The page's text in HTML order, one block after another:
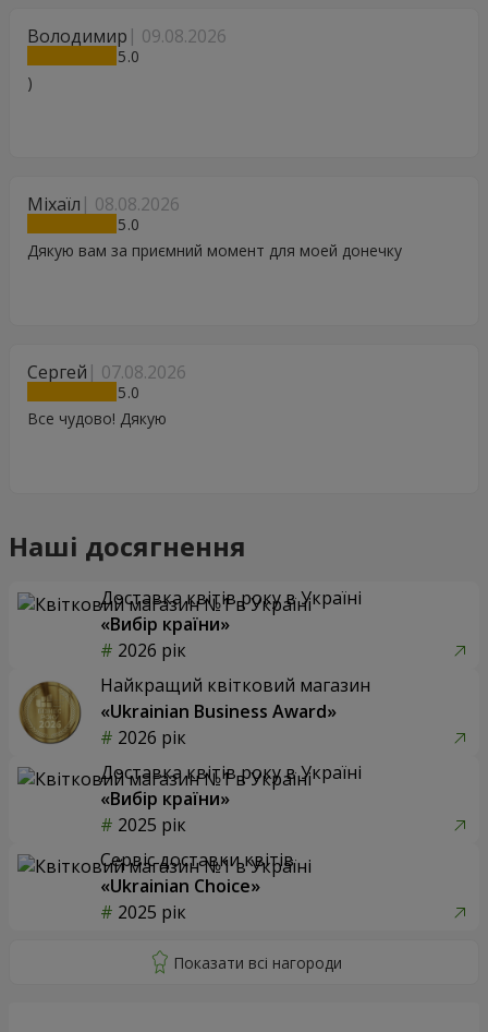
Володимир 09.08.2026
5
)
Міхаїл 08.08.2026
5
Дякую вам за приємний момент для моей донечку
Сергей 07.08.2026
5
Все чудово! Дякую
Наші досягнення
Доставка квітів року в Україні
«Вибір країни»
2026 рік
Найкращий квітковий магазин
«Ukrainian Business Award»
2026 рік
Доставка квітів року в Україні
«Вибір країни»
2025 рік
Сервіс доставки квітів
«Ukrainian Choice»
2025 рік